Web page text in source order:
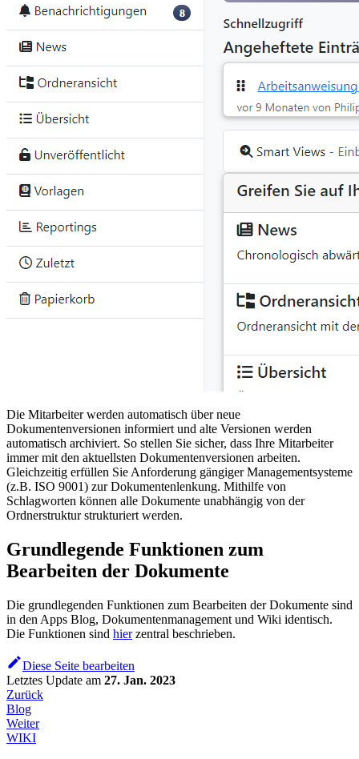
Die Mitarbeiter werden automatisch über neue
Dokumentenversionen informiert und alte Versionen werden
automatisch archiviert. So stellen Sie sicher, dass Ihre Mitarbeiter
immer mit den aktuellsten Dokumentenversionen arbeiten.
Gleichzeitig erfüllen Sie Anforderung gängiger Managementsysteme
(z.B. ISO 9001) zur Dokumentenlenkung. Mithilfe von
Schlagworten können alle Dokumente unabhängig von der
Ordnerstruktur strukturiert werden.
Grundlegende Funktionen zum
Bearbeiten der Dokumente
Die grundlegenden Funktionen zum Bearbeiten der Dokumente sind
in den Apps Blog, Dokumentenmanagement und Wiki identisch.
Die Funktionen sind hierzentral beschrieben.
Diese Seite bearbeiten
Letztes Update am 27. Jan. 2023
Zurück
Blog
Weiter
WIKI